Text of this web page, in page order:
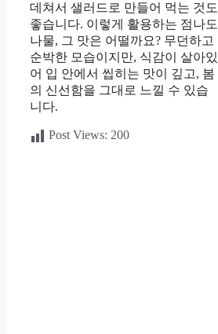
데쳐서 샐러드로 만들어 먹는 것도
좋습니다. 이렇게 활용하는 점나도
나물, 그 맛은 어떨까요? 무던하고
순박한 모습이지만, 식감이 살아있
어 입 안에서 씹히는 맛이 깊고, 봄
의 신선함을 그대로 느낄 수 있습
니다.
Post Views: 200